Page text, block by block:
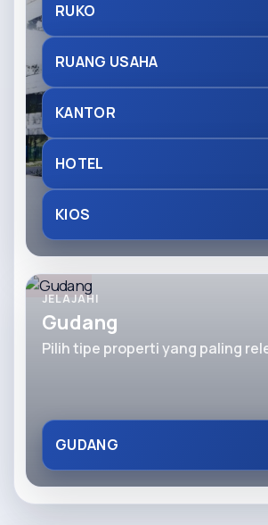
RUKO
RUANG USAHA
KANTOR
HOTEL
KIOS
JELAJAHI
Gudang
Pilih tipe properti yang paling
GUDANG